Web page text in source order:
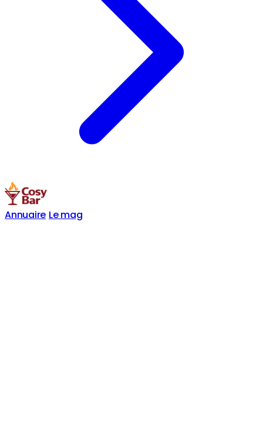
Annuaire Le mag